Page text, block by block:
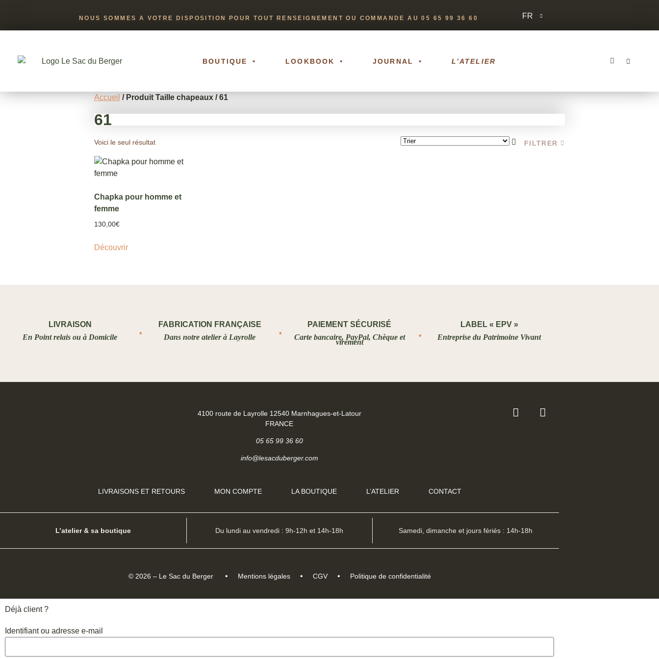
NOUS SOMMES A VOTRE DISPOSITION POUR TOUT RENSEIGNEMENT OU COMMANDE AU 05 65 99 36 60 FR
BOUTIQUE LOOKBOOK JOURNAL L’ATELIER
Accueil / Produit Taille chapeaux / 61
61
Voici le seul résultat FILTRER
Chapka pour homme et
femme
130,00€
Découvrir
LIVRAISON
En Point relais ou à Domicile
FABRICATION FRANÇAISE
Dans notre atelier à Layrolle
PAIEMENT SÉCURISÉ
Carte bancaire, PayPal, Chèque et
virement
LABEL « EPV »
Entreprise du Patrimoine Vivant
4100 route de Layrolle 12540 Marnhagues-et-Latour
FRANCE
05 65 99 36 60
info@lesacduberger.com
LIVRAISONS ET RETOURS MON COMPTE LA BOUTIQUE L’ATELIER CONTACT
L’atelier & sa boutique Du lundi au vendredi : 9h-12h et 14h-18h Samedi, dimanche et jours fériés : 14h-18h
© 2026 – Le Sac du Berger • Mentions légales • CGV • Politique de confidentialité
Déjà client ?
Identifiant ou adresse e-mail